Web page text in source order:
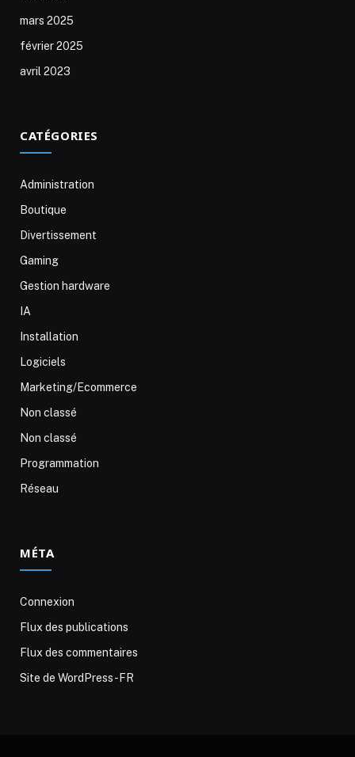
mars 2025
février 2025
avril 2023
CATÉGORIES
Administration
Boutique
Divertissement
Gaming
Gestion hardware
IA
Installation
Logiciels
Marketing/Ecommerce
Non classé
Non classé
Programmation
Réseau
MÉTA
Connexion
Flux des publications
Flux des commentaires
Site de WordPress-FR